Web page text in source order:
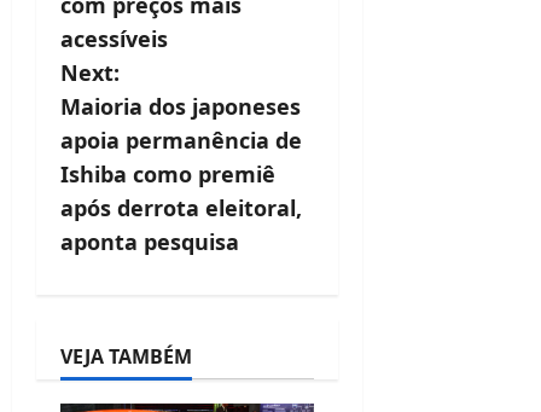
t
n
a
v
i
g
t
i
acessíveis
Next:
Maioria dos japoneses
apoia permanência de
Ishiba como premiê
após derrota eleitoral,
aponta pesquisa
VEJA TAMBÉM